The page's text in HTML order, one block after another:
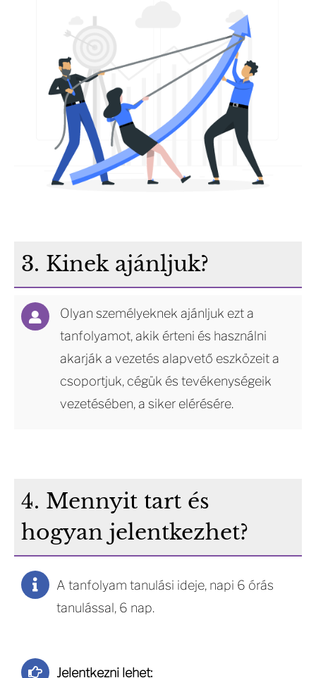
3. Kinek ajánljuk?
Olyan személyeknek ajánljuk ezt a
tanfolyamot, akik érteni és használni
akarják a vezetés alapvető eszközeit a
csoportjuk, cégük és tevékenységeik
vezetésében, a siker elérésére.
4. Mennyit tart és
hogyan jelentkezhet?
A tanfolyam tanulási ideje, napi 6 órás
tanulással, 6 nap.
Jelentkezni lehet: